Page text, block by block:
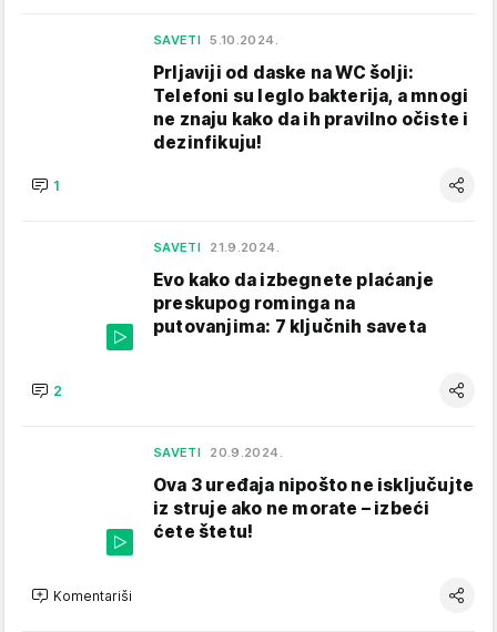
SAVETI 5.10.2024.
Prljaviji od daske na WC šolji:
Telefoni su leglo bakterija, a mnogi
ne znaju kako da ih pravilno očiste i
dezinfikuju!
1
SAVETI 21.9.2024.
Evo kako da izbegnete plaćanje
preskupog rominga na
putovanjima: 7 ključnih saveta
2
SAVETI 20.9.2024.
Ova 3 uređaja nipošto ne isključujte
iz struje ako ne morate – izbeći
ćete štetu!
Komentariši